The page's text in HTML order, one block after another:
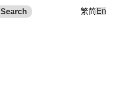
Search 繁简En